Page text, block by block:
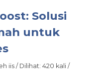
Solusi
untuk
iis / Dilihat: 420 kali /